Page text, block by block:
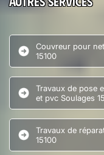
Couvreur pour
15100
Travaux de pose
et pvc Soulages
Travaux de
15100